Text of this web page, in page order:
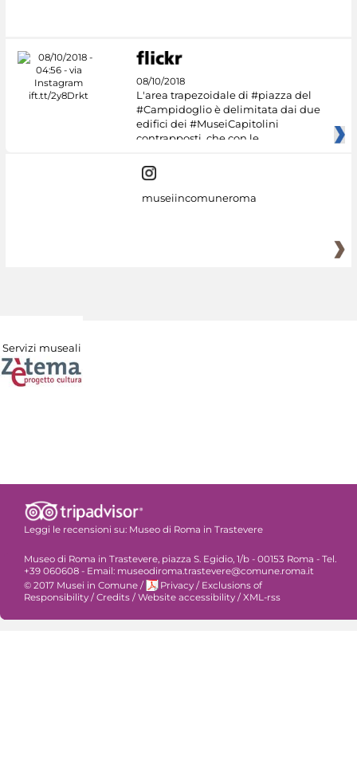
08/10/2018
L'area trapezoidale di #piazza del
#Campidoglio è delimitata dai due
edifici dei #MuseiCapitolini
contrapposti, che con le
museiincomuneroma
Servizi museali
Leggi le recensioni su: Museo di Roma in Trastevere
Museo di Roma in Trastevere, piazza S. Egidio, 1/b - 00153 Roma - Tel.
+39 060608 - Email: museodiroma.trastevere@comune.roma.it
© 2017 Musei in Comune / Privacy / Exclusions of
Responsibility / Credits / Website accessibility / XML-rss